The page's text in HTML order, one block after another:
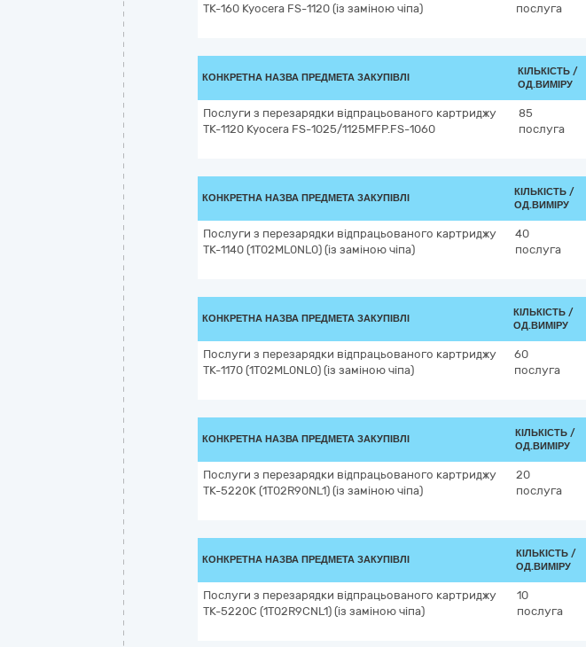
TK-160 Kyocera FS-1120 (із заміною чіпа)
послуга
КОНКРЕТНА НАЗВА ПРЕДМЕТА ЗАКУПІВЛІ
КІЛЬКІСТЬ /
ОД.ВИМІРУ
Послуги з перезарядки відпрацьованого картриджу
TK-1120 Kyocera FS-1025/1125MFP.FS-1060
85
послуга
КОНКРЕТНА НАЗВА ПРЕДМЕТА ЗАКУПІВЛІ
КІЛЬКІСТЬ /
ОД.ВИМІРУ
Послуги з перезарядки відпрацьованого картриджу
TK-1140 (1T02ML0NL0) (із заміною чіпа)
40
послуга
КОНКРЕТНА НАЗВА ПРЕДМЕТА ЗАКУПІВЛІ
КІЛЬКІСТЬ /
ОД.ВИМІРУ
Послуги з перезарядки відпрацьованого картриджу
TK-1170 (1T02ML0NL0) (із заміною чіпа)
60
послуга
КОНКРЕТНА НАЗВА ПРЕДМЕТА ЗАКУПІВЛІ
КІЛЬКІСТЬ /
ОД.ВИМІРУ
Послуги з перезарядки відпрацьованого картриджу
TK-5220K (1T02R90NL1) (із заміною чіпа)
20
послуга
КОНКРЕТНА НАЗВА ПРЕДМЕТА ЗАКУПІВЛІ
КІЛЬКІСТЬ /
ОД.ВИМІРУ
Послуги з перезарядки відпрацьованого картриджу
TK-5220C (1T02R9CNL1) (із заміною чіпа)
10
послуга